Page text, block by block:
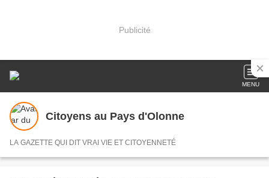
Publicité
MENU
Citoyens au Pays d'Olonne
LA GAZETTE QUI DIT VRAI VIE ET CITOYENNETÉ